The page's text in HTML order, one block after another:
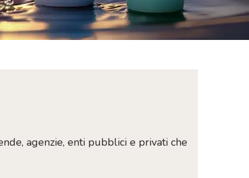
agenzie, enti pubblici e privati che